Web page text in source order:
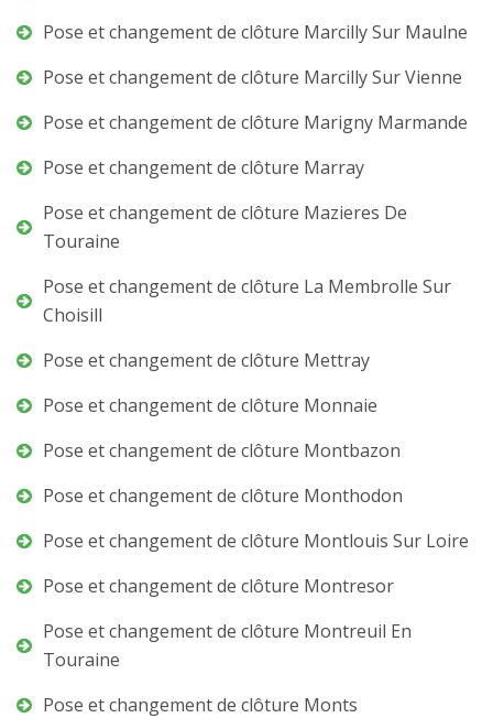
Pose et changement de clôture Marcilly Sur Maulne
Pose et changement de clôture Marcilly Sur Vienne
Pose et changement de clôture Marigny Marmande
Pose et changement de clôture Marray
Pose et changement de clôture Mazieres De
Touraine
Pose et changement de clôture La Membrolle Sur
Choisill
Pose et changement de clôture Mettray
Pose et changement de clôture Monnaie
Pose et changement de clôture Montbazon
Pose et changement de clôture Monthodon
Pose et changement de clôture Montlouis Sur Loire
Pose et changement de clôture Montresor
Pose et changement de clôture Montreuil En
Touraine
Pose et changement de clôture Monts